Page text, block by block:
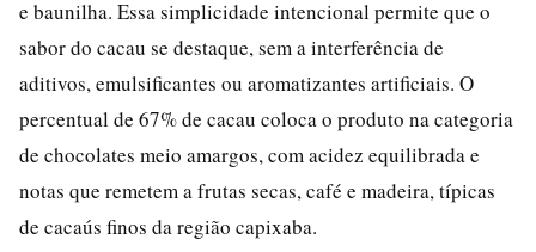
e baunilha. Essa simplicidade intencional permite que o
sabor do cacau se destaque, sem a interferência de
aditivos, emulsificantes ou aromatizantes artificiais. O
percentual de 67% de cacau coloca o produto na categoria
de chocolates meio amargos, com acidez equilibrada e
notas que remetem a frutas secas, café e madeira, típicas
de cacaús finos da região capixaba.